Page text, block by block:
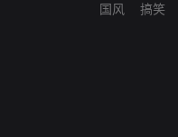
国风
搞笑